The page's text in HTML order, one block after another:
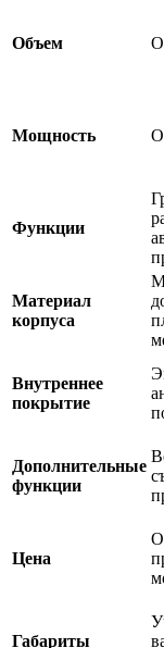
Объем
Мощность
Функции
Материал
корпуса
Внутреннее
покрытие
Дополнительные
функции
Цена
Габариты